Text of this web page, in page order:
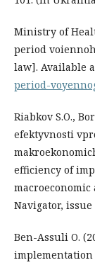
Ministry of
period
law]. Available
period-
Riabkov S.O.,
efektyvnosti
efficiency of
Navigator,
Ben-Assuli O.
implementation